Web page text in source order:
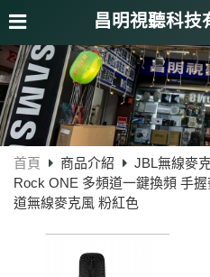
昌明視聽科技
首頁 商品介紹 JBL無線麥
Rock ONE 多頻道一鍵換頻 手
道無線麥克風 粉紅色